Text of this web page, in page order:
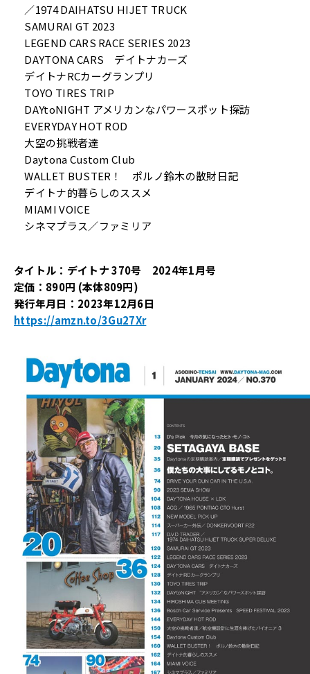
／1974 DAIHATSU HIJET TRUCK
SAMURAI GT 2023
LEGEND CARS RACE SERIES 2023
DAYTONA CARS デイトナカーズ
デイトナRCカーグランプリ
TOYO TIRES TRIP
DAYtoNIGHT アメリカンなパワースポット探訪
EVERYDAY HOT ROD
大空の挑戦者達
Daytona Custom Club
WALLET BUSTER！ ポルノ鈴木の散財日記
デイトナ的暮らしのススメ
MIAMI VOICE
シネマプラス／ファミリア
タイトル：デイトナ 370号 2024年1月号
定価：890円 (本体809円)
発行年月日：2023年12月6日
https://amzn.to/3Gu27Xr